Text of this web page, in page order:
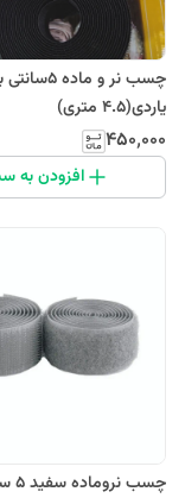
یاردی(4.5 متری)
۴۵۰٬۰۰۰
افزودن به